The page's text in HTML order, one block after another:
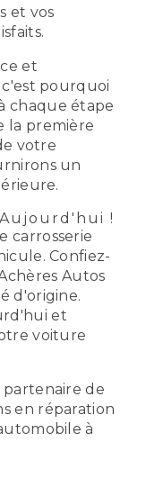
et vos
et
pourquoi
chaque étape
la première
votre
un
!
carrosserie
Confiez-
Autos
d'origine.
et
voiture
partenaire de
en réparation
à